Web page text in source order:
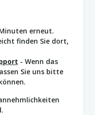
erneut.
finden Sie dort,
- Wenn das
Sie uns bitte